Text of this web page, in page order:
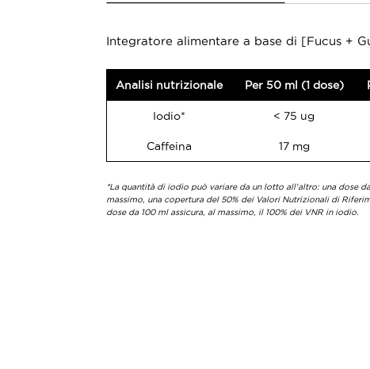
Integratore alimentare a base di [Fucus +
Analisi nutrizionale Per 50 ml (1 dose)
Iodio* < 75 ug
Caffeina 17 mg
*La quantità di iodio può variare da un lotto all'altro: una dose
massimo, una copertura del 50% dei Valori Nutrizionali di
dose da 100 ml assicura, al massimo, il 100% dei VNR in iodio.